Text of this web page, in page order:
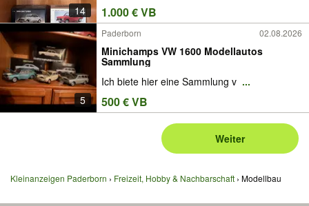
14 1.000 € VB
5
Paderborn 02.08.2026
Minichamps VW 1600 Modellautos
Sammlung
Ich biete hier eine Sammlung v ...
500 € VB
Weiter
Kleinanzeigen Paderborn Freizeit, Hobby & Nachbarschaft Modellbau